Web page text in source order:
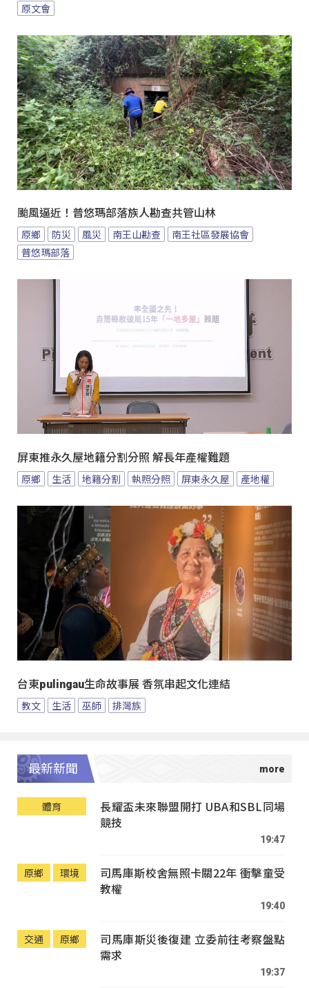
原文會
颱風逼近！普悠瑪部落族人勘查共管山林
原鄉 防災 風災 南王山勘查
南王社區發展協會
普悠瑪部落
屏東推永久屋地籍分割分照 解長年產權難題
原鄉 生活 地籍分割 執照分照 屏東永久屋 產地權
台東pulingau生命故事展 香氛串起文化連結
教文 生活 巫師 排灣族
最新新聞
體育
長耀盃未來聯盟開打 UBA和SBL同場
競技
19:47
原鄉 環境
司馬庫斯校舍無照卡關22年 衝擊童受
教權
19:40
交通 原鄉
司馬庫斯災後復建 立委前往考察盤點
需求
19:37